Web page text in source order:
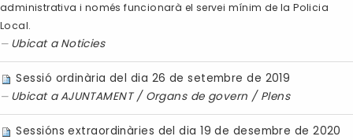
administrativa i només funcionarà el servei mínim de la Policia
Local.
Ubicat a Noticies
Sessió ordinària del dia 26 de setembre de 2019
Ubicat aAJUNTAMENT / Organs de govern / Plens
Sessións extraordinàries del dia 19 de desembre de 2020